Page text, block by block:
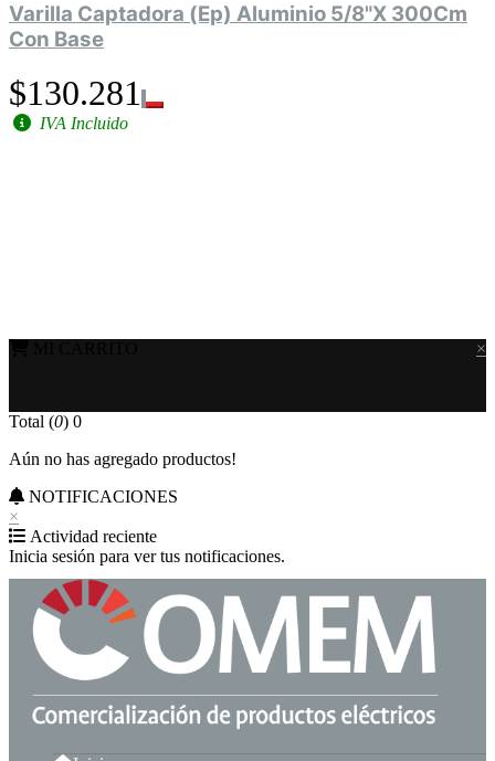
Varilla Captadora (Ep) Aluminio 5/8"X 300Cm
Con Base
$130.281
IVA Incluido
×
Total (0) 0
Aún no has agregado productos!
NOTIFICACIONES
×
Actividad reciente
Inicia sesión para ver tus notificaciones.